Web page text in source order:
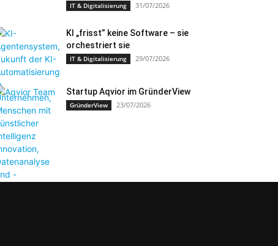
IT & Digitalisierung 31/07/2026
KI „frisst” keine Software – sie
orchestriert sie
IT & Digitalisierung 29/07/2026
Startup Aqvior im GründerView
GründerView 23/07/2026